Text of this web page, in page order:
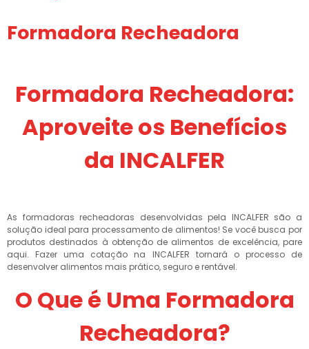
Formadora Recheadora
Formadora Recheadora:
Aproveite os Benefícios
da INCALFER
As formadoras recheadoras desenvolvidas pela INCALFER são a
solução ideal para processamento de alimentos! Se você busca por
produtos destinados à obtenção de alimentos de excelência, pare
aqui. Fazer uma cotação na INCALFER tornará o processo de
desenvolver alimentos mais prático, seguro e rentável.
O Que é Uma Formadora
Recheadora?